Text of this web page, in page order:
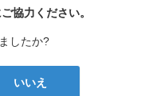
協力ください。
したか?
いいえ